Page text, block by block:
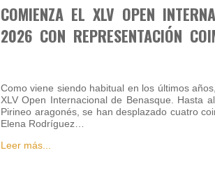
COMIENZA EL XLV OPEN
2026 CON REPRESENTACIÓN
Como viene siendo habitual en los últimos
XLV Open Internacional de Benasque. Hasta
Pirineo aragonés, se han desplazado cuatro
Elena Rodríguez…
Leer más...